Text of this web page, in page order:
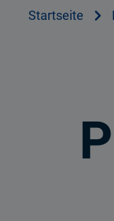
Startseite